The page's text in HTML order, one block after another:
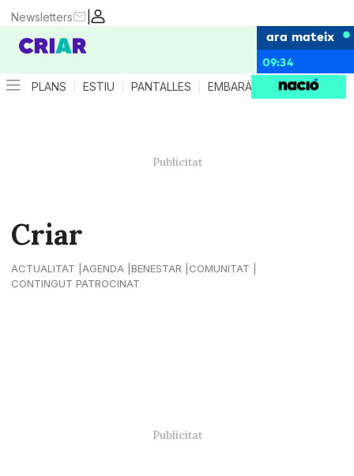
|
Newsletters
ara mateix
09:34
PLANS ESTIU PANTALLES EMBARÀS CRIANÇA
Criar
ACTUALITAT AGENDA BENESTAR
COMUNITAT
CONTINGUT PATROCINAT